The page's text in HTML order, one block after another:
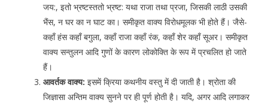
जय:, इतो भ्रष्टस्ततो भ्रष्ट: यथा राजा तथा प्रजा, जिसकी लाठी उसकी
भैंस, न घर का न घाट का। समीकृत वाक्य विरोधमूलक भी होते हैं। जैसे-
कहाँ हंस कहाँ बगुला, कहाँ राजा कहाँ रंक, कहाँ शेर कहाँ सूअर। समीकृत
वाक्य सन्तुलन आदि गुणों के कारण लोकोक्ति के रूप में प्रचलित हो जाते
हैं।
आवर्तक वाक्य: इसमें क्रिया कथनीय वस्तु में दी जाती है। श्रोता की
जिज्ञासा अन्तिम वाक्य सुनने पर ही पूर्ण होती है। यदि, अगर आदि लगाकर